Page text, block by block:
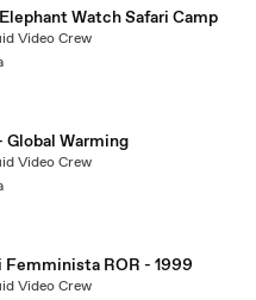
Watch Safari Camp
Video Crew
Alaska - Global Warming
Video Crew
Femminista ROR - 1999
Video Crew